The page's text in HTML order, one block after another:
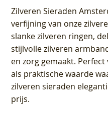
Zilveren Sieraden
verfijning van onze
slanke zilveren ringen,
stijlvolle zilveren
en zorg gemaakt.
als praktische waarde
zilveren sieraden
prijs.